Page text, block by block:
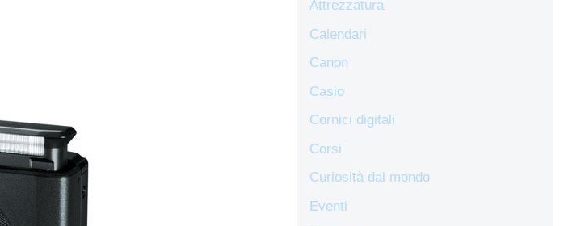
Attrezzatura
Calendari
Canon
Casio
Cornici digitali
Corsi
Curiosità dal mondo
Eventi